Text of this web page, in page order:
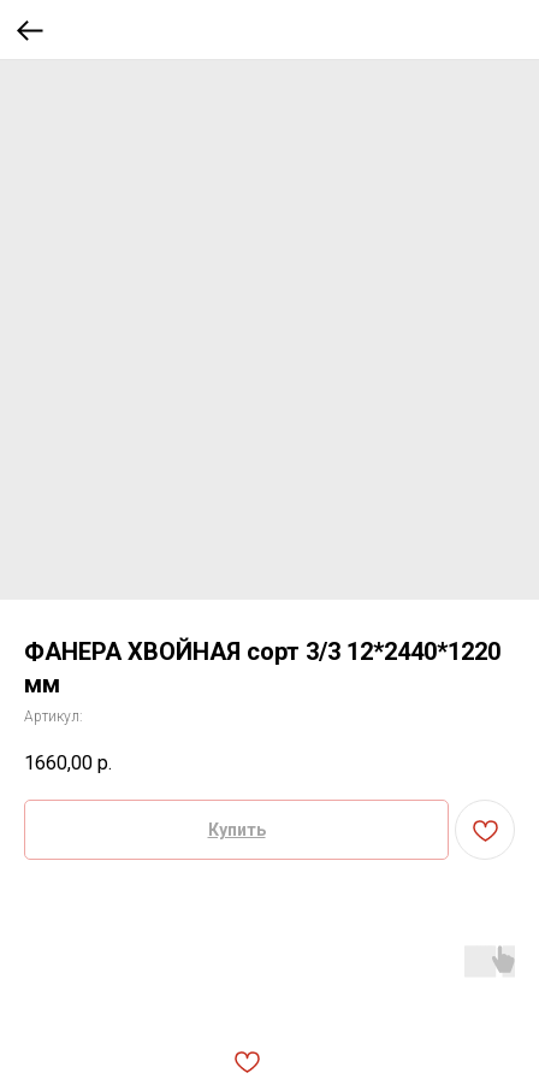
ФАНЕРА ХВОЙНАЯ сорт 3/3 12*2440*1220
мм
Артикул:
1660,00 р.
Купить